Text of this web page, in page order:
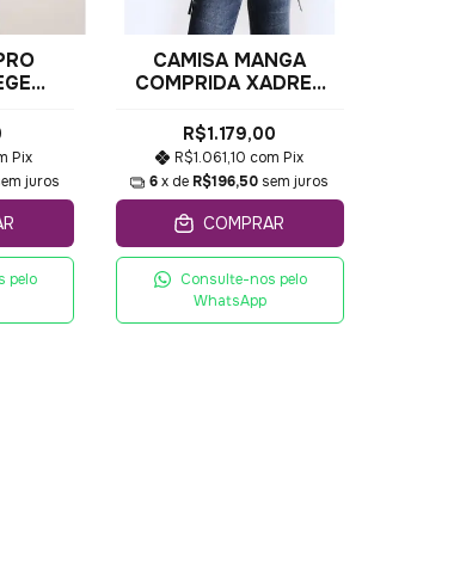
Pix
juros
pelo
CAMISA MANGA
COMPRIDA XADREZ
R$1.179,00
R$1.061,10 com Pix
6 x de R$196,50 sem juros
COMPRAR
Consulte-nos pelo
WhatsApp